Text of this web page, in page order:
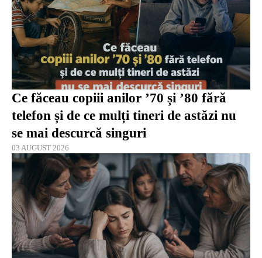
Ce făceau copiii anilor ’70 și ’80 fără
telefon și de ce mulți tineri de astăzi nu
se mai descurcă singuri
03 AUGUST 2026